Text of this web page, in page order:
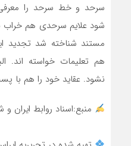
سرحد و خط سرحد را
شود علایم سرحدی هم
مستند شناخته شد تجدید
هم تعلیمات خواسته اند.
نشود. عقاید خود را هم با
منبع:اسناد روابط